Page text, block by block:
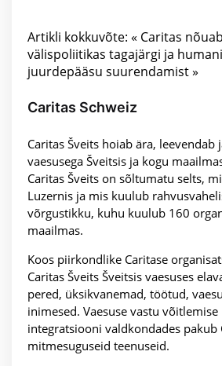
Artikli kokkuvõte: « Caritas
välispoliitikas tagajärgi ja
juurdepääsu suurendamist »
Caritas Schweiz
Caritas Šveits hoiab ära, leevendab
vaesusega Šveitsis ja kogu
Caritas Šveits on sõltumatu selts,
Luzernis ja mis kuulub
võrgustikku, kuhu kuulub 160
maailmas.
Koos piirkondlike Caritase
Caritas Šveits Šveitsis vaesuses
pered, üksikvanemad, töötud,
inimesed. Vaesuse vastu
integratsiooni valdkondades pakub
mitmesuguseid teenuseid.